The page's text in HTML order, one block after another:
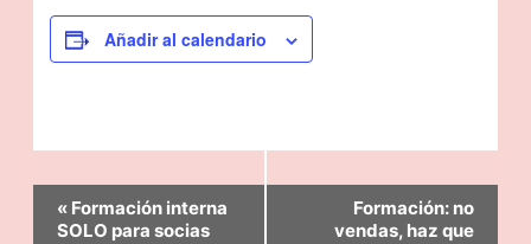
Añadir al calendario
Navegación
«Formación interna
SOLO para socias
Formación: no
vendas, haz que